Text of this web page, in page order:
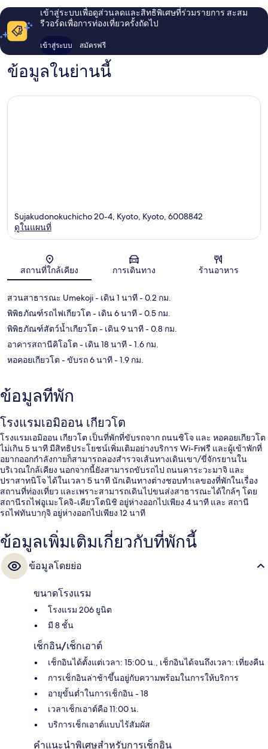
เงียว
เข้าสู่ระบบเพื่อดูส่วนลดและสิทธิพิเศษที่ร่วมรายการ สะสม
รีวอร์ดเพื่อการท่องเที่ยวครั้งถัดไป
เข้าสู่ระบบ สมัครฟรี
ข้อมูลในย่านนี้
แผนที่
Sujakudonokuchicho 20-4, Kyoto, Kyoto, 6008842
ดูในแผนที่
สถานที่ใกล้เคียง การเดินทาง ร้านอาหาร
สวนสาธารณะ Umekoji- เดิน 1 นาที- 0.2 กม.
พิพิธภัณฑ์รถไฟเกียวโต - เดิน 6 นาที- 0.5 กม.
พิพิธภัณฑ์สัตว์น้ำเกียวโต - เดิน 9 นาที- 0.8 กม.
อาคารสถานีคิโอโต - เดิน 18 นาที- 1.6 กม.
หอคอยเกียวโต - ขับรถ 6 นาที- 1.9 กม.
ข้อมูลที่พัก
โรงแรมเอมิออน เกียวโต
โรงแรมเอมิออน เกียวโต เป็นที่พักที่ขับรถจาก ถนนชิโจ และ หอคอยเกียวโต
ไม่เกิน 5 นาที มีสิทธิประโยชน์เพิ่มเติมอย่างบริการ Wi-Fiฟรี และผู้เข้าพักที่
อยากออกกำลังกายก็สามารถลองสำรวจเส้นทางเดินเขา/ขี่จักรยานใน
บริเวณใกล้เคียง นอกจากนี้ยังสามารถขับรถไป ถนนคาระวะมาจิ และ
ปราสาทนิโจ ได้ในเวลา 5 นาที นักเดินทางต่างชอบทำเลของที่พักในเรื่อง
สถานที่ท่องเที่ยว และเพราะสามารถเดินไปขนส่งสาธารณะได้ใกล้ๆ โดย
สถานีรถไฟอูเมะโคจิ-เคียวโตนิชิ อยู่ห่างออกไปเพียง 4 นาที และ สถานี
รถไฟทันบากุจิ อยู่ห่างออกไปเพียง 12 นาที
ข้อมูลเพิ่มเติมเกี่ยวกับที่พักนี้
ข้อมูลโดยย่อ
ขนาดโรงแรม
โรงแรม 206 ยูนิต
มี 8 ชั้น
เช็กอิน/เช็กเอาต์
เช็กอินได้ตั้งแต่เวลา: 15:00 น., เช็กอินได้จนถึงเวลา: เที่ยงคืน
การเช็กอินล่าช้าขึ้นอยู่กับความพร้อมในการให้บริการ
อายุขั้นต่ำในการเช็กอิน - 18
เวลาเช็กเอาต์คือ 11:00 น.
บริการเช็กเอาต์แบบไร้สัมผัส
คำแนะนำพิเศษสำหรับการเช็กอิน